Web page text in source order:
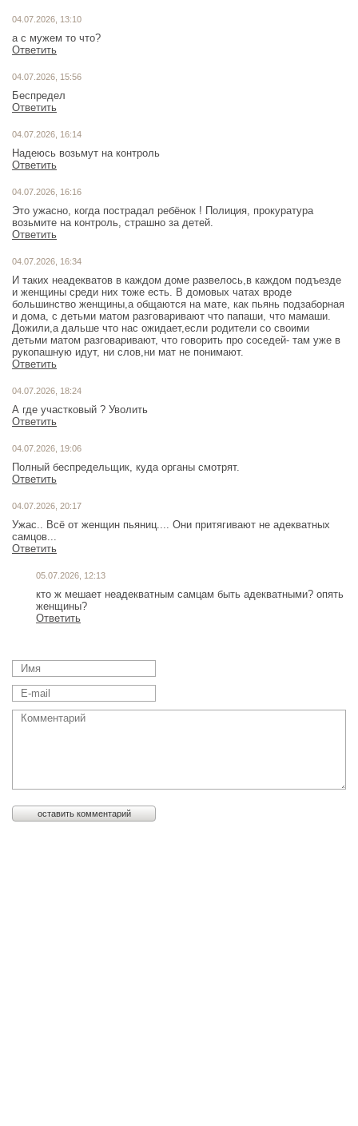
04.07.2026, 13:10
а с мужем то что?
Ответить
04.07.2026, 15:56
Беспредел
Ответить
04.07.2026, 16:14
Надеюсь возьмут на контроль
Ответить
04.07.2026, 16:16
Это ужасно, когда пострадал ребёнок ! Полиция, прокуратура
возьмите на контроль, страшно за детей.
Ответить
04.07.2026, 16:34
И таких неадекватов в каждом доме развелось,в каждом подъезде
и женщины среди них тоже есть. В домовых чатах вроде
большинство женщины,а общаются на мате, как пьянь подзаборная
и дома, с детьми матом разговаривают что папаши, что мамаши.
Дожили,а дальше что нас ожидает,если родители со своими
детьми матом разговаривают, что говорить про соседей- там уже в
рукопашную идут, ни слов,ни мат не понимают.
Ответить
04.07.2026, 18:24
А где участковый ? Уволить
Ответить
04.07.2026, 19:06
Полный беспредельщик, куда органы смотрят.
Ответить
04.07.2026, 20:17
Ужас.. Всё от женщин пьяниц.... Они притягивают не адекватных
самцов...
Ответить
05.07.2026, 12:13
кто ж мешает неадекватным самцам быть адекватными? опять
женщины?
Ответить